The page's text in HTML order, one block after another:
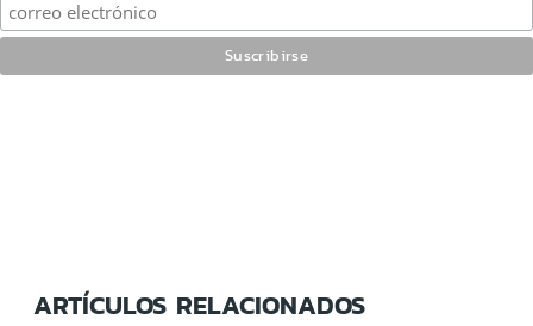
ARTÍCULOS RELACIONADOS